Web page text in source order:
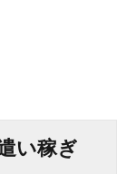
い稼ぎ